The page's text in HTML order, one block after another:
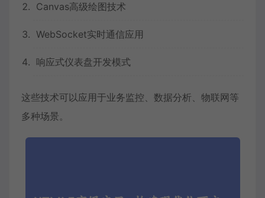
Canvas高级绘图技术
WebSocket实时通信应用
响应式仪表盘开发模式
这些技术可以应用于业务监控、数据分析、物联网等
多种场景。